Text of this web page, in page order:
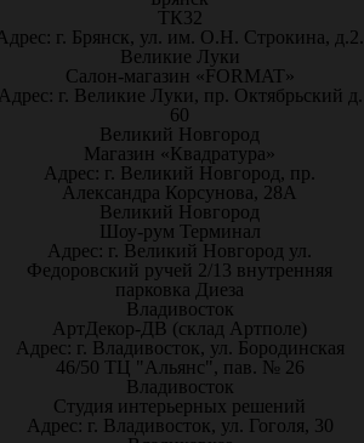
ТК32
г. Брянск, ул. им. О.Н. Строкина, д.2.
Великие Луки
Салон-магазин «FORMAT»
г. Великие Луки, пр. Октябрьский д.
60
Великий Новгород
Магазин «Квадратура»
Адрес: г. Великий Новгород, пр.
Александра Корсунова, 28А
Великий Новгород
Шоу-рум Терминал
Адрес: г. Великий Новгород ул.
Федоровский ручей 2/13 внутренняя
парковка Диеза
Владивосток
АртДекор-ДВ (склад Артполе)
Адрес: г. Владивосток, ул. Бородинская
46/50 ТЦ "Альянс", пав. № 26
Владивосток
Студия интерьерных решений
Адрес: г. Владивосток, ул. Гоголя, 30